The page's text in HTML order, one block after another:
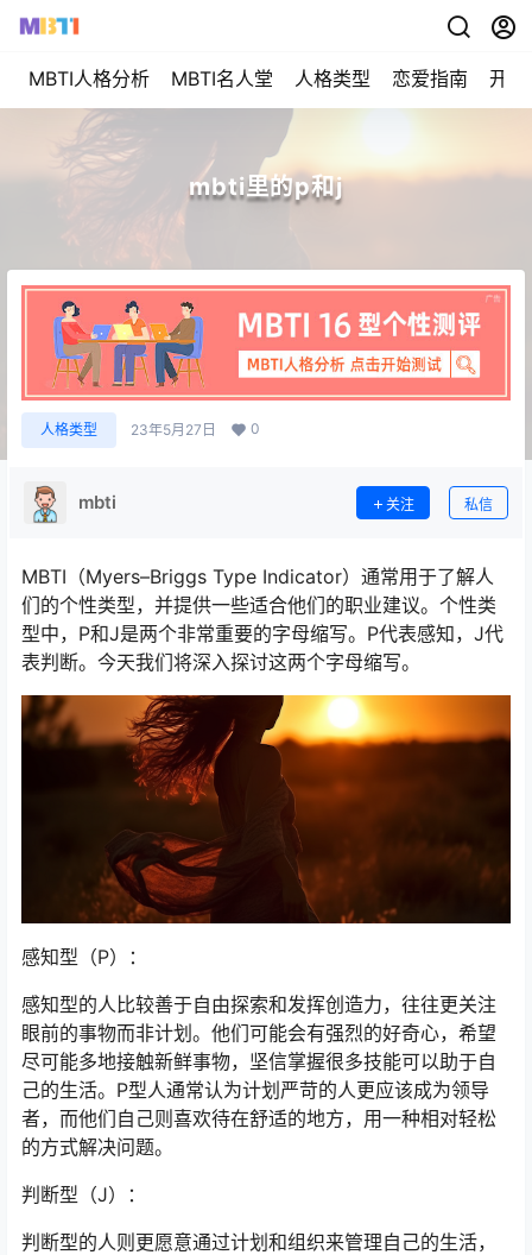
MBTI人格分析 MBTI名人堂 人格类型 恋爱指南 开始
mbti里的p和j
人格类型 23年5月27日 0
mbti 关注 私信
MBTI（Myers–Briggs Type Indicator）通常用于了解人
们的个性类型，并提供一些适合他们的职业建议。个性类
型中，P和J是两个非常重要的字母缩写。P代表感知，J代
表判断。今天我们将深入探讨这两个字母缩写。
感知型（P）：
感知型的人比较善于自由探索和发挥创造力，往往更关注
眼前的事物而非计划。他们可能会有强烈的好奇心，希望
尽可能多地接触新鲜事物，坚信掌握很多技能可以助于自
己的生活。P型人通常认为计划严苛的人更应该成为领导
者，而他们自己则喜欢待在舒适的地方，用一种相对轻松
的方式解决问题。
判断型（J）：
判断型的人则更愿意通过计划和组织来管理自己的生活，